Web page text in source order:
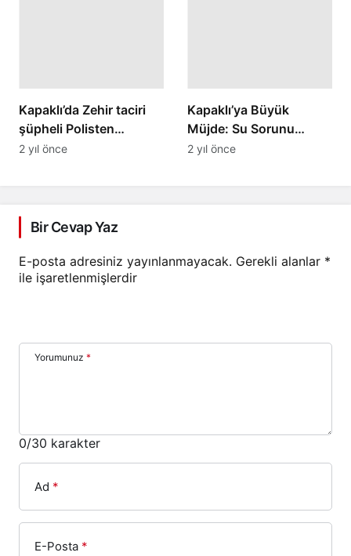
Kapaklı’da Zehir taciri
şüpheli Polisten
kaçamadı
2 yıl önce
Kapaklı’ya Büyük
Müjde: Su Sorunu
Çözüme Kavuşuyor!
2 yıl önce
Bir Cevap Yaz
E-posta adresiniz yayınlanmayacak. Gerekli alanlar *
ile işaretlenmişlerdir
Yorumunuz *
0/30 karakter
Ad *
E-Posta *